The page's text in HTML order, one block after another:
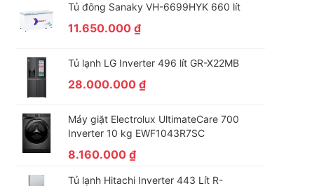
Tủ đông Sanaky VH-6699HYK 660 lít
11.650.000₫
Tủ lạnh LG Inverter 496 lít GR-X22MB
28.000.000₫
Máy giặt Electrolux UltimateCare 700
Inverter 10 kg EWF1043R7SC
8.160.000₫
Tủ lạnh Hitachi Inverter 443 Lít R-